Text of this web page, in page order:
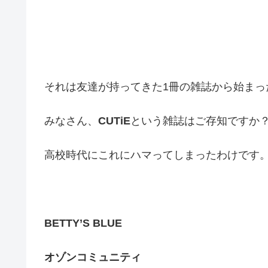
それは友達が持ってきた1冊の雑誌から始ま
みなさん、 CUTiEという雑誌はご存知ですか？
高校時代にこれにハマってしまったわけです。
BETTY’S BLUE
オゾンコミュニティ